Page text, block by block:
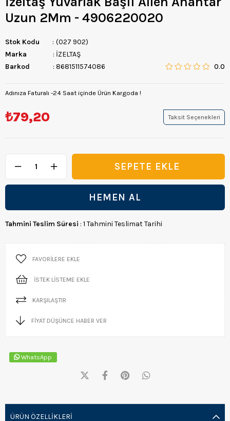
Uzun 2Mm - 4906220020
Stok Kodu
(027 902)
Marka
: İZELTAŞ
Barkod
: 8681511574086 0.0
Adınıza Faturalı -24 Saat içinde Ürün Kargoda !
₺79,20 Taksit Seçenekleri
Tahmini Teslim Süresi : 1 Tahmini Teslimat Tarihi
FAVORILERE EKLE
İSTEK LISTEME EKLE
KARŞILAŞTIR
FIYAT DÜŞÜNCE HABER VER
WhatsApp
ÜRÜN ÖZELLIKLERI